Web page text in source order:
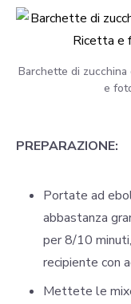
Barchette di
e
PREPARAZIONE:
Portate ad
abbastanza
per 8/10
recipiente con
Mettete le